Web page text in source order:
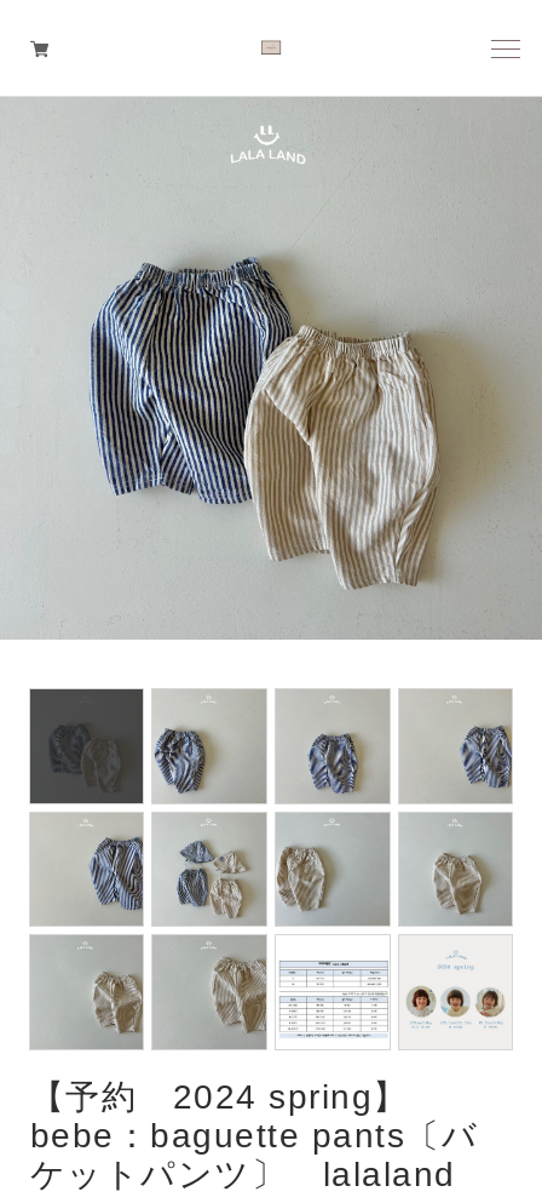
Baby
Brand
Tops
Bottoms
Outer
Room wear
Hat / Cap
Socks
Shoes
Bag
Accessories / Goods
Swimwear
サイズ検索
【予約 2024 spring】
bebe：baguette pants〔バ
ケットパンツ〕 lalaland